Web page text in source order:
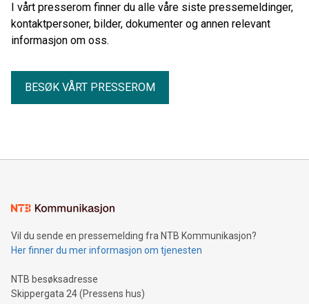
I vårt presserom finner du alle våre siste pressemeldinger,
kontaktpersoner, bilder, dokumenter og annen relevant
informasjon om oss.
BESØK VÅRT PRESSEROM
Vil du sende en pressemelding fra NTB Kommunikasjon?
Her finner du mer informasjon om tjenesten
NTB besøksadresse
Skippergata 24 (Pressens hus)